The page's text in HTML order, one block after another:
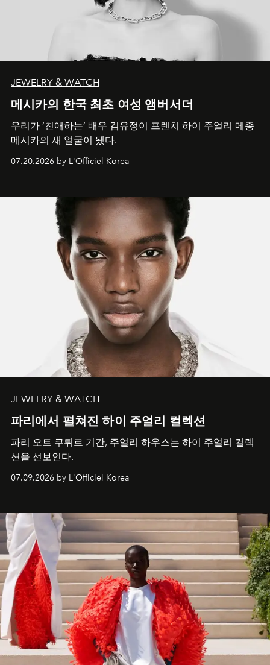
JEWELRY & WATCH
메시카의 한국 최초 여성 앰버서더
우리가 ‘친애하는’ 배우 김유정이 프렌치 하이 주얼리 메종
메시카의 새 얼굴이 됐다.
07.20.2026 by L'Officiel Korea
JEWELRY & WATCH
파리에서 펼쳐진 하이 주얼리 컬렉션
파리 오트 쿠튀르 기간, 주얼리 하우스는 하이 주얼리 컬렉
션을 선보인다.
07.09.2026 by L'Officiel Korea